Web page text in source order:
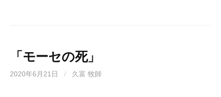
「モーセの死」
2020年6月21日 / 久富 牧師